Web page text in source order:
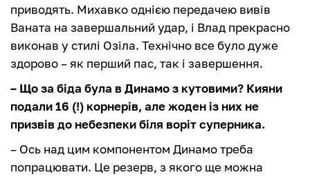
приводять. Михавко однією передачею вивів
Ваната на завершальний удар, і Влад прекрасно
виконав у стилі Озіла. Технічно все було дуже
здорово – як перший пас, так і завершення.
– Що за біда була в Динамо з кутовими? Кияни
подали 16 (!) корнерів, але жоден із них не
призвів до небезпеки біля воріт суперника.
– Ось над цим компонентом Динамо треба
попрацювати. Це резерв, з якого ще можна